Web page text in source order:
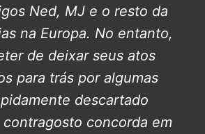
Ned, MJ e o resto da
na Europa. No entanto,
de deixar seus atos
para trás por algumas
descartado
concorda em